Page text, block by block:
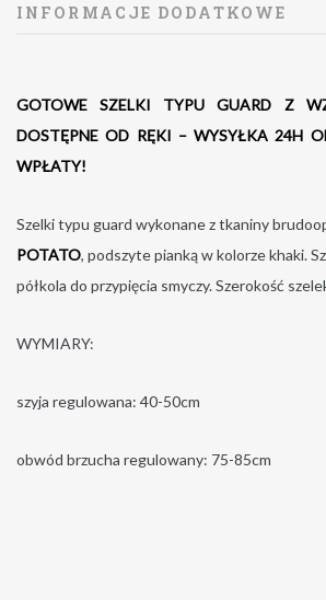
INFORMACJE DODATKOWE
GOTOWE SZELKI TYPU GUARD Z
DOSTĘPNE OD RĘKI – WYSYŁKA 24H
WPŁATY!
Szelki typu guard wykonane z tkaniny
POTATO, podszyte pianką w kolorze khaki.
półkola do przypięcia smyczy. Szerokość
WYMIARY:
szyja regulowana: 40-50cm
obwód brzucha regulowany: 75-85cm